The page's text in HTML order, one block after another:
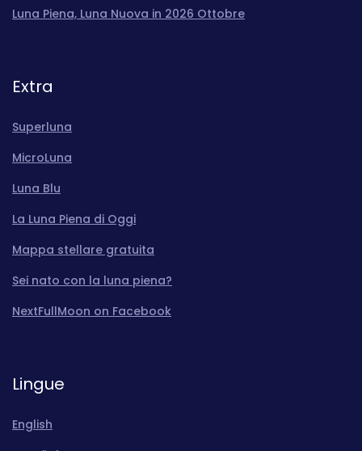
Luna Piena, Luna Nuova in 2026 Ottobre
Extra
Superluna
MicroLuna
Luna Blu
La Luna Piena di Oggi
Mappa stellare gratuita
Sei nato con la luna piena?
NextFullMoon on Facebook
Lingue
English